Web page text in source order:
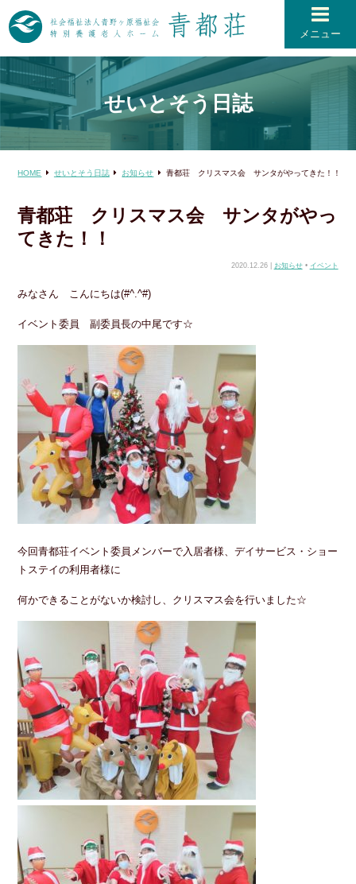
メニュー
せいとそう日誌
HOME せいとそう日誌 お知らせ 青都荘 クリスマス会 サンタがやってきた！！
青都荘 クリスマス会 サンタがやっ
てきた！！
2020.12.26 | お知らせ• イベント
みなさん こんにちは(#^.^#)
イベント委員 副委員長の中尾です☆
今回青都荘イベント委員メンバーで入居者様、デイサービス・ショー
トステイの利用者様に
何かできることがないか検討し、クリスマス会を行いました☆